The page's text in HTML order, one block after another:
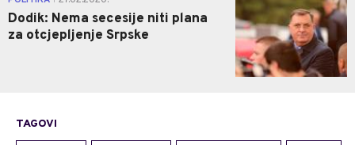
Dodik: Nema secesije niti plana
za otcjepljenje Srpske
TAGOVI